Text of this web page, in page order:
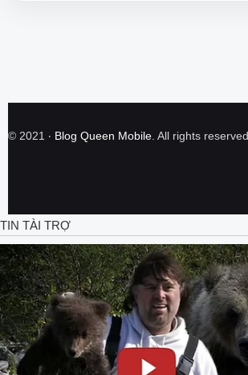
© 2021 ‧ Blog Queen Mobile . All rights reserved.